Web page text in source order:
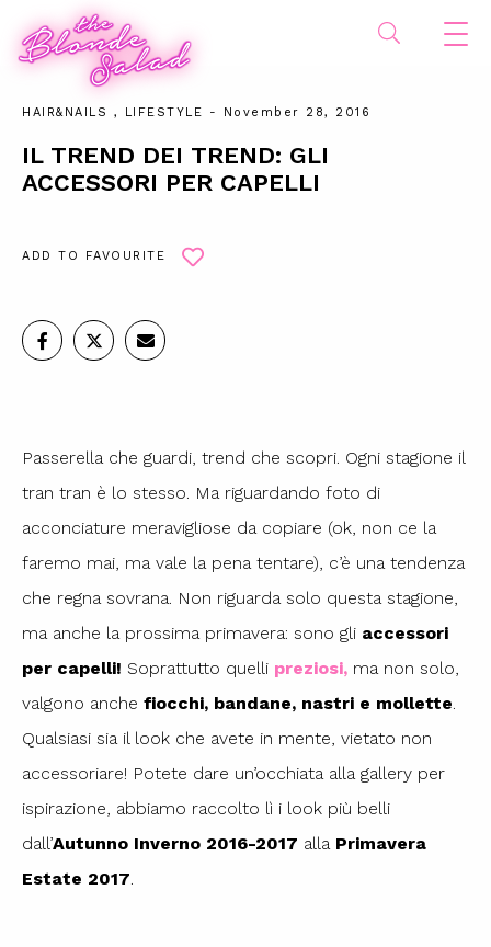
HAIR&NAILS , LIFESTYLE - November 28, 2016
IL TREND DEI TREND: GLI
ACCESSORI PER CAPELLI
ADD TO FAVOURITE
Passerella che guardi, trend che scopri. Ogni stagione il
tran tran è lo stesso. Ma riguardando foto di
acconciature meravigliose da copiare (ok, non ce la
faremo mai, ma vale la pena tentare), c’è una tendenza
che regna sovrana. Non riguarda solo questa stagione,
ma anche la prossima primavera: sono gli accessori
per capelli! Soprattutto quelli preziosi, ma non solo,
valgono anche fiocchi, bandane, nastri e mollette.
Qualsiasi sia il look che avete in mente, vietato non
accessoriare! Potete dare un’occhiata alla gallery per
ispirazione, abbiamo raccolto lì i look più belli
dall’Autunno Inverno 2016-2017 alla Primavera
Estate 2017.